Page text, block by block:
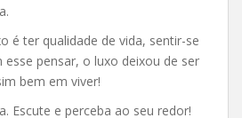
é ter qualidade de vida, sentir-se
pensar, o luxo deixou de ser
bem em viver!
Escute e perceba ao seu redor!